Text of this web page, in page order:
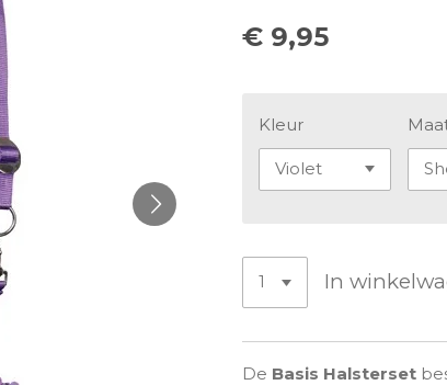
€ 9,95
Kleur
In
De Basis Halsterset